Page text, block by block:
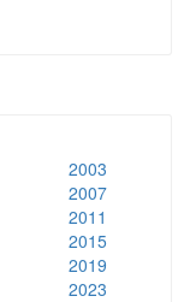
2003
2007
2011
2015
2019
2023